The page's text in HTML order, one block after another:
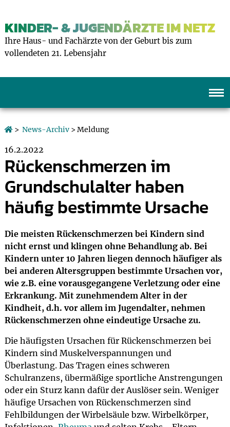
KINDER- & JUGENDÄRZTE IM NETZ
Ihre Haus- und Fachärzte von der Geburt bis zum
vollendeten 21. Lebensjahr
> News-Archiv> Meldung
16.2.2022
Rückenschmerzen im
Grundschulalter haben
häufig bestimmte Ursache
Die meisten Rückenschmerzen bei Kindern sind
nicht ernst und klingen ohne Behandlung ab. Bei
Kindern unter 10 Jahren liegen dennoch häufiger als
bei anderen Altersgruppen bestimmte Ursachen vor,
wie z.B. eine vorausgegangene Verletzung oder eine
Erkrankung. Mit zunehmendem Alter in der
Kindheit, d.h. vor allem im Jugendalter, nehmen
Rückenschmerzen ohne eindeutige Ursache zu.
Die häufigsten Ursachen für Rückenschmerzen bei
Kindern sind Muskelverspannungen und
Überlastung. Das Tragen eines schweren
Schulranzens, übermäßige sportliche Anstrengungen
oder ein Sturz kann dafür der Auslöser sein. Weniger
häufige Ursachen von Rückenschmerzen sind
Fehlbildungen der Wirbelsäule bzw. Wirbelkörper,